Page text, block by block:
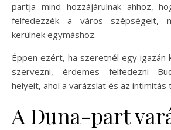
partja mind hozzájárulnak ahhoz,
felfedezzék a város szépségeit,
kerülnek egymáshoz.
Éppen ezért, ha szeretnél egy igazán
szervezni, érdemes felfedezni
helyeit, ahol a varázslat és az intimitás
A Duna-part